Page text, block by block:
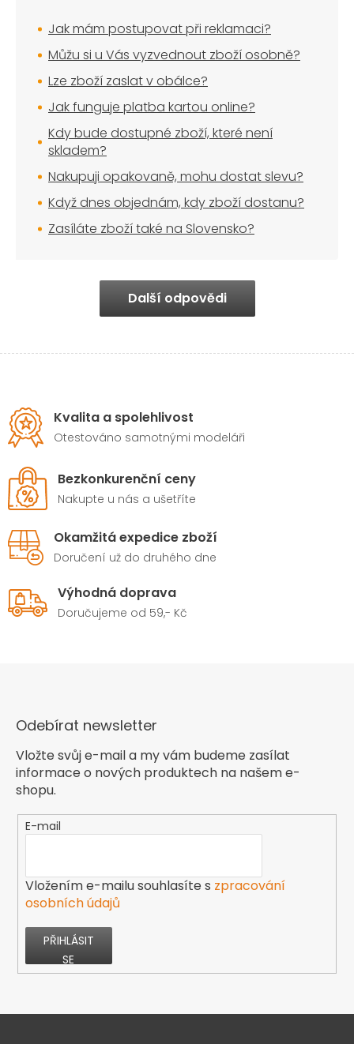
Jak mám postupovat při reklamaci?
Můžu si u Vás vyzvednout zboží osobně?
Lze zboží zaslat v obálce?
Jak funguje platba kartou online?
Kdy bude dostupné zboží, které není
skladem?
Nakupuji opakovaně, mohu dostat slevu?
Když dnes objednám, kdy zboží dostanu?
Zasíláte zboží také na Slovensko?
Další odpovědi
Kvalita a spolehlivost
Otestováno samotnými modeláři
Bezkonkurenční ceny
Nakupte u nás a ušetříte
Okamžitá expedice zboží
Doručení už do druhého dne
Výhodná doprava
Doručujeme od 59,- Kč
Odebírat newsletter
Vložte svůj e-mail a my vám budeme zasílat
informace o nových produktech na našem e-
shopu.
E-mail
Vložením e-mailu souhlasíte s zpracování
osobních údajů
PŘIHLÁSIT
SE
Z